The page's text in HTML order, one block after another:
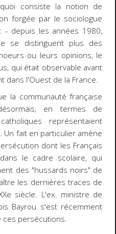
consiste la notion de
forgée par le sociologue
- depuis les années 1980,
se distinguent plus des
ou leurs opinions, le
qui était observable avant
dans l'Ouest de la France.
la communauté française
en termes de
représentaient
Un fait en particulier amène
dont les Français
le cadre scolaire, qui
des "hussards noirs" de
les dernières traces de
siècle. L'ex. ministre de
Bayrou s'est récemment
ces persécutions.